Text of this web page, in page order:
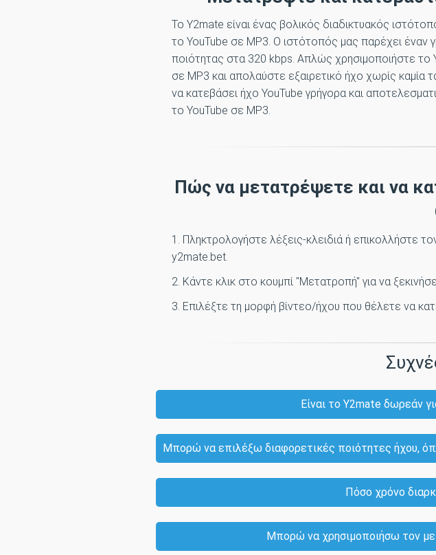
Το Y2mate είναι ένας βολικός διαδικτυακός
το YouTube σε MP3. Ο ιστότοπός μας παρέχει
ποιότητας στα 320 kbps. Απλώς χρησιμοποιήστε το
σε MP3 και απολαύστε εξαιρετικό ήχο χωρίς καμία
να κατεβάσει ήχο YouTube γρήγορα και
το YouTube σε MP3.
Πώς να μετατρέψετε και να
1. Πληκτρολογήστε λέξεις-κλειδιά ή επικολλήστε
y2mate.bet.
2. Κάντε κλικ στο κουμπί "Μετατροπή" για να
3. Επιλέξτε τη μορφή βίντεο/ήχου που θέλετε να
Είναι το Y2mate δωρεάν
Μπορώ να επιλέξω διαφορετικές ποιότητες ήχου,
Πόσο χρόνο
Μπορώ να χρησιμοποιήσω τον